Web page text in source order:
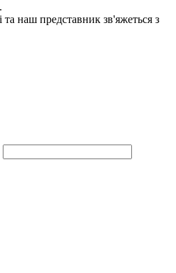
та наш представник зв'яжеться з